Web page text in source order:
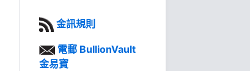
金訊規則
電郵 BullionVault
金易寶